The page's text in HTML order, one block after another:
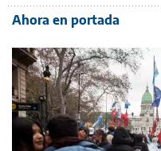
Ahora en portada